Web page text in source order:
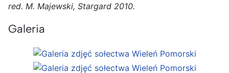
red. M. Majewski, Stargard 2010.
Galeria